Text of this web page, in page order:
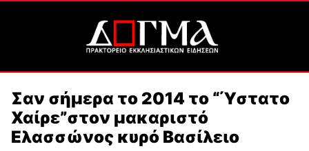
Σαν σήμερα το 2014 το “Ύστατο
Χαίρε”στον μακαριστό
Ελασσώνος κυρό Βασίλειο